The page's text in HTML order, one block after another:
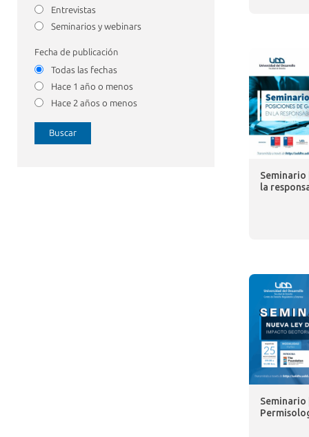
Entrevistas
Seminarios y webinars
Fecha de publicación
Todas las fechas
Hace 1 año o menos
Hace 2 años o menos
Buscar
Seminario
la
Seminario